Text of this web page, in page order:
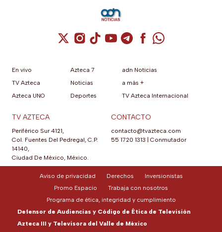
Cuenta de X / Twitter (se abre en una
Cuenta de Instagram (se abre en una
Cuenta de TikTok (se abre en
Cuenta de YouTube (se abre
Cuenta de Telegram (se
Cuenta de
Cuenta de
En vivo
TV Azteca
Azteca UNO
Azteca 7
Noticias
Deportes
adn Noticias
a más +
TV Azteca Internacional
TV AZTECA
Periférico Sur 4121,
Col. Fuentes Del Pedregal, C.P.
14140,
Ciudad De México, México.
CONTACTO
contacto@tvazteca.com
55 1720 1313
Conmutador
Aviso de privacidad Derechos
Inversionistas
Promo Espacio
Trabaja con nosotros
Programa de ética, integridad y cumplimiento
Defensor de Audiencias y Código de Ética de Televisión
Azteca III y Televisora del Valle de México